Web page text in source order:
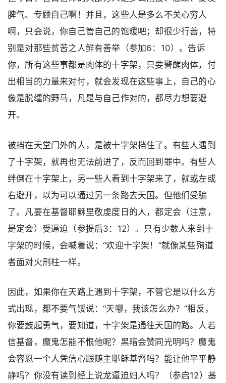
脾气、专顾自己啊！并且，这些人是多么不关心穷人
啊，只会说，你自己管自己的饱暖吧；却很少行善，特
别是对那些贫苦之人鲜有善举（参加6：10）。告诉
你，所有这些事都是肉体的十字架，只要警醒肉体，付
出相当的力量来对付，就会发现在这些事上，自己的心
像是脱缰的野马，凡是与自己作对的，都尽力想要避
开。
被挡在天堂门外的人，是被十字架挡住了。有些人遇到
了十字架，就再也无法前进了，反而回到罪中。有些人
绊倒在十字架上，另一些人看到十字架来了，就或左或
右避开，以为可以通过另一条路去天国。但他们受骗
了。凡要在基督耶稣里敬虔度日的人，都定会（注意，
是定会）受逼迫（参提后3：12）。只有少数人来到十
字架的时候，会喊着说：“欢迎十字架！”就像某些殉道
者面对火刑柱一样。
因此，如果你在天路上遇到十字架，不管它是以什么方
式出现，都不要气馁说：“天哪，我该怎么办？”相反，
你要鼓起勇气，要知道，十字架是通往天国的路。人若
信基督，魔鬼怎能不恨他呢？黑暗会赞同光明吗？魔鬼
会容忍一个人凭信心跟随主耶稣基督吗？能让他平平静
静吗？你没有读到经上说龙逼迫妇人吗？（参启12）基